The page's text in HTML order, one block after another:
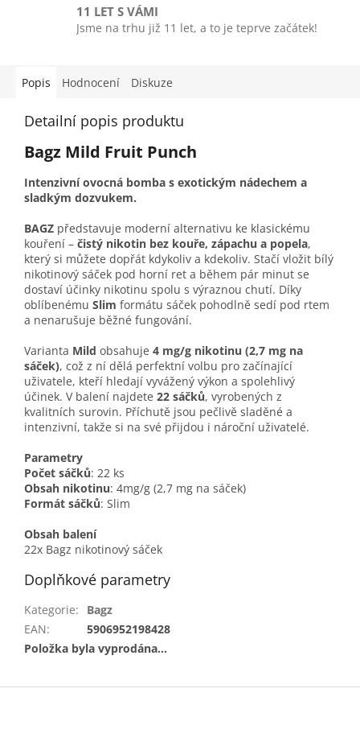
11 LET S VÁMI
Jsme na trhu již 11 let, a to je teprve začátek!
Popis Hodnocení Diskuze
Detailní popis produktu
Bagz Mild Fruit Punch
Intenzivní ovocná bomba s exotickým nádechem a
sladkým dozvukem.
BAGZ představuje moderní alternativu ke klasickému
kouření – čistý nikotin bez kouře, zápachu a popela,
který si můžete dopřát kdykoliv a kdekoliv. Stačí vložit bílý
nikotinový sáček pod horní ret a během pár minut se
dostaví účinky nikotinu spolu s výraznou chutí. Díky
oblíbenému Slim formátu sáček pohodlně sedí pod rtem
a nenarušuje běžné fungování.
Varianta Mild obsahuje 4 mg/g nikotinu (2,7 mg na
sáček), což z ní dělá perfektní volbu pro začínající
uživatele, kteří hledají vyvážený výkon a spolehlivý
účinek. V balení najdete 22 sáčků, vyrobených z
kvalitních surovin. Příchutě jsou pečlivě sladěné a
intenzivní, takže si na své přijdou i nároční uživatelé.
Parametry
Počet sáčků: 22 ks
Obsah nikotinu: 4mg/g (2,7 mg na sáček)
Formát sáčků: Slim
Obsah balení
22x Bagz nikotinový sáček
Doplňkové parametry
Kategorie:
Bagz
EAN:
5906952198428
Položka byla vyprodána…
Z